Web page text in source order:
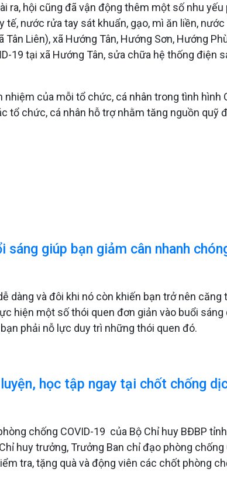
ra, hội cũng đã vận động thêm một số nhu
nước rửa tay sát khuẩn, gạo, mì ăn liền,
Liên), xã Hướng Tân, Hướng Sơn, Hướng
19 tại xã Hướng Tân, sửa chữa hệ thống điện
của mỗi tổ chức, cá nhân trong tình hình
tổ chức, cá nhân hỗ trợ nhằm tăng nguồn quỹ
sáng giúp bạn giảm cân nhanh
dàng và đôi khi nó còn khiến bạn trở nên căng
hiện một số thói quen đơn giản vào buổi
phải nỗ lực duy trì những thói quen đó.
học tập ngay tại chốt chống
chống COVID-19 của Bộ Chỉ huy BĐBP
huy trưởng, Trưởng Ban chỉ đạo phòng chống
tra, tặng quà và động viên các chốt phòng